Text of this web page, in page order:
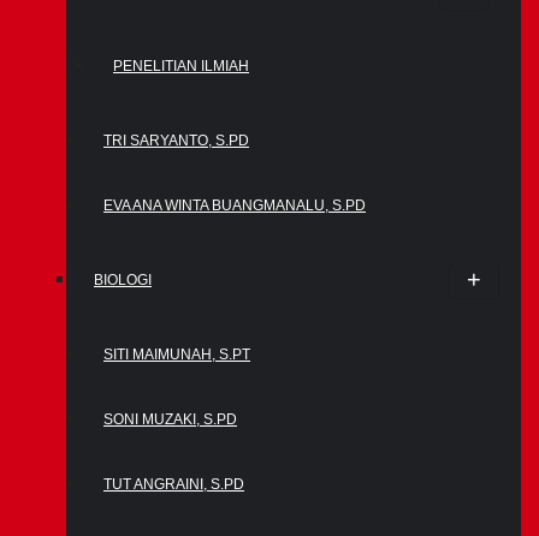
PENELITIAN ILMIAH
TRI SARYANTO, S.PD
EVA ANA WINTA BUANGMANALU, S.PD
BIOLOGI
SITI MAIMUNAH, S.PT
SONI MUZAKI, S.PD
TUT ANGRAINI, S.PD